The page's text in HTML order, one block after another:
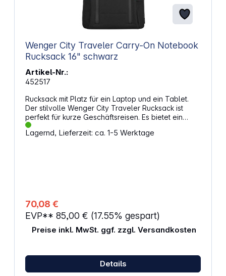
Wenger City Traveler Carry-On Notebook
Rucksack 16" schwarz
Artikel-Nr.:
452517
Rucksack mit Platz für ein Laptop und ein Tablet.
Der stilvolle Wenger City Traveler Rucksack ist
perfekt für kurze Geschäftsreisen. Es bietet ein
separates Fach für Kleidung und ein gut
geschütztes Laptop-Fach mit Tablet-Tasche.
Mit Organizer Zwei vordere QuickAccess-Taschen
mit beschichteten, wasserdichten Reißverschlüssen
für einen schnellen Zugriff
Lagernd, Lieferzeit: ca. 1-5 Werktage
70,08 €
EVP** 85,00 € (17.55% gespart)
Preise inkl. MwSt. ggf. zzgl. Versandkosten
Details